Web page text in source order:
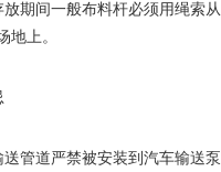
期间一般布料杆必须用绳索
地上。
送管道严禁被安装到汽车输送